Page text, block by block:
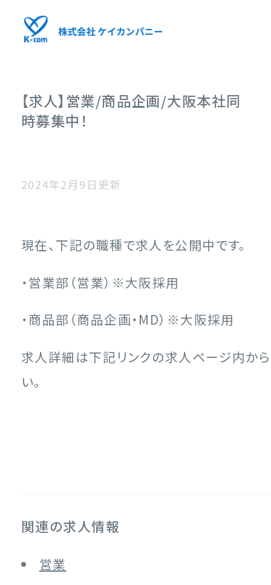
【求人】営業/商品企画/大阪本社同
時募集中！
2024年2月9日更新
現在、下記の職種で求人を公開中です。
・営業部（営業）※大阪採用
・商品部（商品企画・MD）※大阪採用
求人詳細は下記リンクの求人ページ内か
い。
関連の求人情報
営業